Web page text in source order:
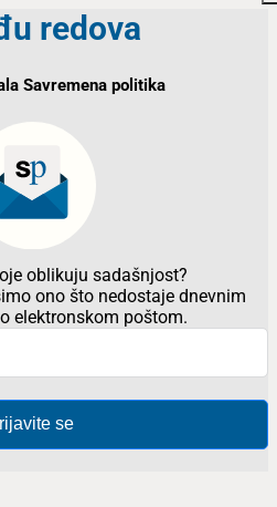
redova
Savremena politika
oblikuju sadašnjost?
ono što nedostaje dnevnim
elektronskom poštom.
se